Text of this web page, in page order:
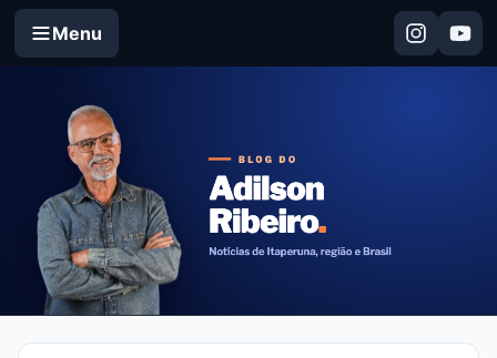
Menu